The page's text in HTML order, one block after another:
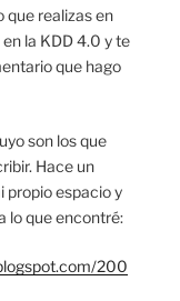
que realizas en
la KDD 4.0 y te
que hago
son los que
Hace un
propio espacio y
lo que encontré:
200